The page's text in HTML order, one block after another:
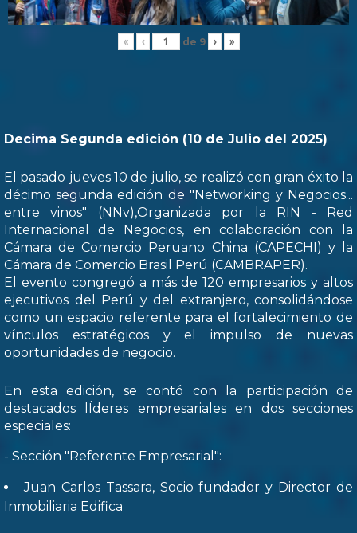
« ‹ de 9 › »
Decima Segunda edición (10 de Julio del 2025)
El pasado jueves 10 de julio, se realizó con gran éxito la
décimo segunda edición de "Networking y Negocios...
entre vinos" (NNv),Organizada por la RIN - Red
Internacional de Negocios, en colaboración con la
Cámara de Comercio Peruano China (CAPECHI) y la
Cámara de Comercio Brasil Perú (CAMBRAPER).
El evento congregó a más de 120 empresarios y altos
ejecutivos del Perú y del extranjero, consolidándose
como un espacio referente para el fortalecimiento de
vínculos estratégicos y el impulso de nuevas
oportunidades de negocio.
En esta edición, se contó con la participación de
destacados lÍderes empresariales en dos secciones
especiales:
- Sección "Referente Empresarial":
Juan Carlos Tassara, Socio fundador y Director de
Inmobiliaria Edifica